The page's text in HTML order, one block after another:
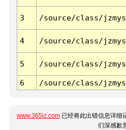
3 /source/class/
4 /source/class/
5 /source/class/
6 /source/class/
www.365jz.com 已经将此出错信息详细
们深感歉